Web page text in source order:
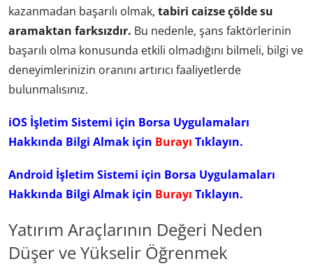
kazanmadan başarılı olmak, tabiri caizse çölde su
aramaktan farksızdır. Bu nedenle, şans faktörlerinin
başarılı olma konusunda etkili olmadığını bilmeli, bilgi ve
deneyimlerinizin oranını artırıcı faaliyetlerde
bulunmalısınız.
iOS İşletim Sistemi için Borsa Uygulamaları
Hakkında Bilgi Almak için Burayı Tıklayın.
Android İşletim Sistemi için Borsa Uygulamaları
Hakkında Bilgi Almak için Burayı Tıklayın.
Yatırım Araçlarının Değeri Neden
Düşer ve Yükselir Öğrenmek